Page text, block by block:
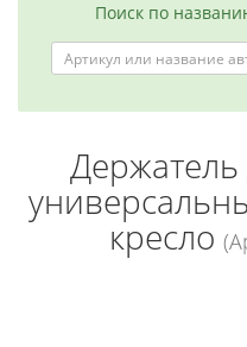
Поиск по
кресло